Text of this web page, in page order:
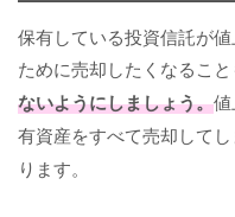
保有している投資信託が
ために売却したくなること
ないようにしましょう。
有資産をすべて売却してし
ります。